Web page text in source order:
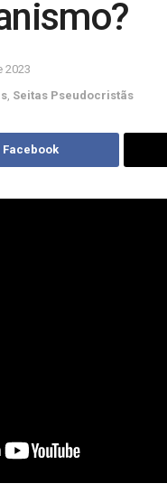
2023
Seitas Pseudocristãs
Facebook